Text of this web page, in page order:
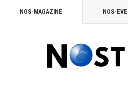
NOS-MAGAZINE NOS-